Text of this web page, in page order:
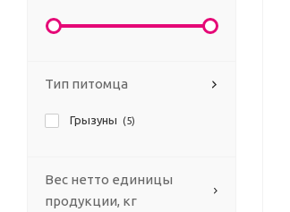
Тип питомца
Грызуны (5)
Вес нетто единицы
продукции, кг